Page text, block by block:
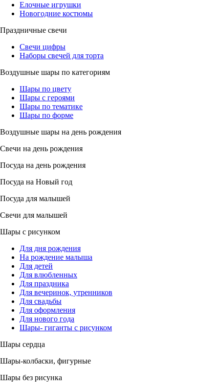
Елочные игрушки
Новогодние костюмы
Праздничные свечи
Свечи цифры
Наборы свечей для торта
Воздушные шары по категориям
Шары по цвету
Шары с героями
Шары по тематике
Шары по форме
Воздушные шары на день рождения
Свечи на день рождения
Посуда на день рождения
Посуда на Новый год
Посуда для малышей
Свечи для малышей
Шары с рисунком
Для дня рождения
На рождение малыша
Для детей
Для влюбленных
Для праздника
Для вечеринок, утренников
Для свадьбы
Для оформления
Для нового года
Шары- гиганты с рисунком
Шары сердца
Шары-колбаски, фигурные
Шары без рисунка